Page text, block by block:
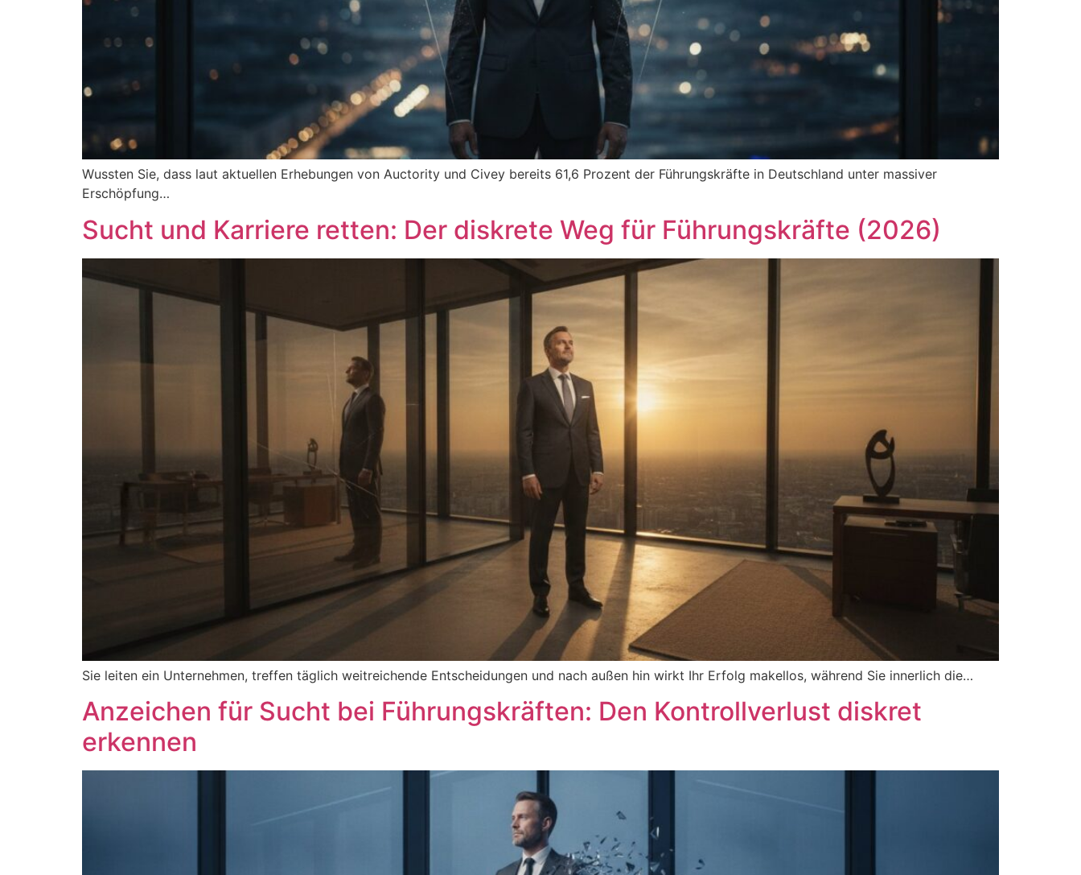
Wussten Sie, dass laut aktuellen Erhebungen von Auctority und Civey bereits 61,6 Prozent der Führungskräfte in Deutschland unter massiver
Erschöpfung…
Sucht und Karriere retten: Der diskrete Weg für Führungskräfte (2026)
Sie leiten ein Unternehmen, treffen täglich weitreichende Entscheidungen und nach außen hin wirkt Ihr Erfolg makellos, während Sie innerlich die…
Anzeichen für Sucht bei Führungskräften: Den Kontrollverlust diskret
erkennen